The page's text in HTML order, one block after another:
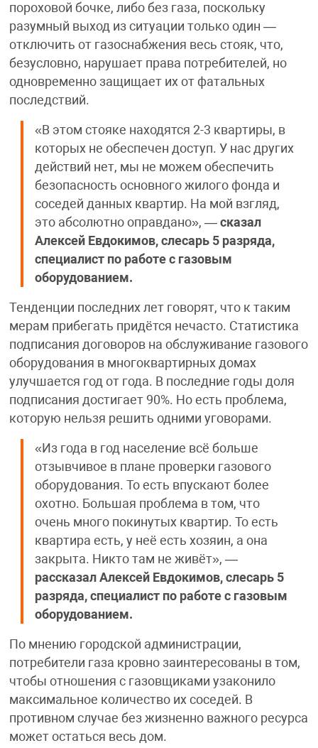
пороховой бочке, либо без газа, поскольку
разумный выход из ситуации только один —
отключить от газоснабжения весь стояк, что,
безусловно, нарушает права потребителей, но
одновременно защищает их от фатальных
последствий.
«В этом стояке находятся 2-3 квартиры, в
которых не обеспечен доступ. У нас других
действий нет, мы не можем обеспечить
безопасность основного жилого фонда и
соседей данных квартир. На мой взгляд,
это абсолютно оправдано», —сказал
Алексей Евдокимов, слесарь 5 разряда,
специалист по работе с газовым
оборудованием.
Тенденции последних лет говорят, что к таким
мерам прибегать придётся нечасто. Статистика
подписания договоров на обслуживание газового
оборудования в многоквартирных домах
улучшается год от года. В последние годы доля
подписания достигает 90%. Но есть проблема,
которую нельзя решить одними уговорами.
«Из года в год население всё больше
отзывчивое в плане проверки газового
оборудования. То есть впускают более
охотно. Большая проблема в том, что
очень много покинутых квартир. То есть
квартира есть, у неё есть хозяин, а она
закрыта. Никто там не живёт», —
рассказал Алексей Евдокимов, слесарь 5
разряда, специалист по работе с газовым
оборудованием.
По мнению городской администрации,
потребители газа кровно заинтересованы в том,
чтобы отношения с газовщиками узаконило
максимальное количество их соседей. В
противном случае без жизненно важного ресурса
может остаться весь дом.